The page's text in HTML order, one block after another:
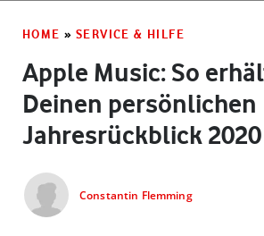
HOME » SERVICE & HILFE
Apple Music: So
Deinen persönlichen
Jahresrückblick 2020
Constantin Flemming